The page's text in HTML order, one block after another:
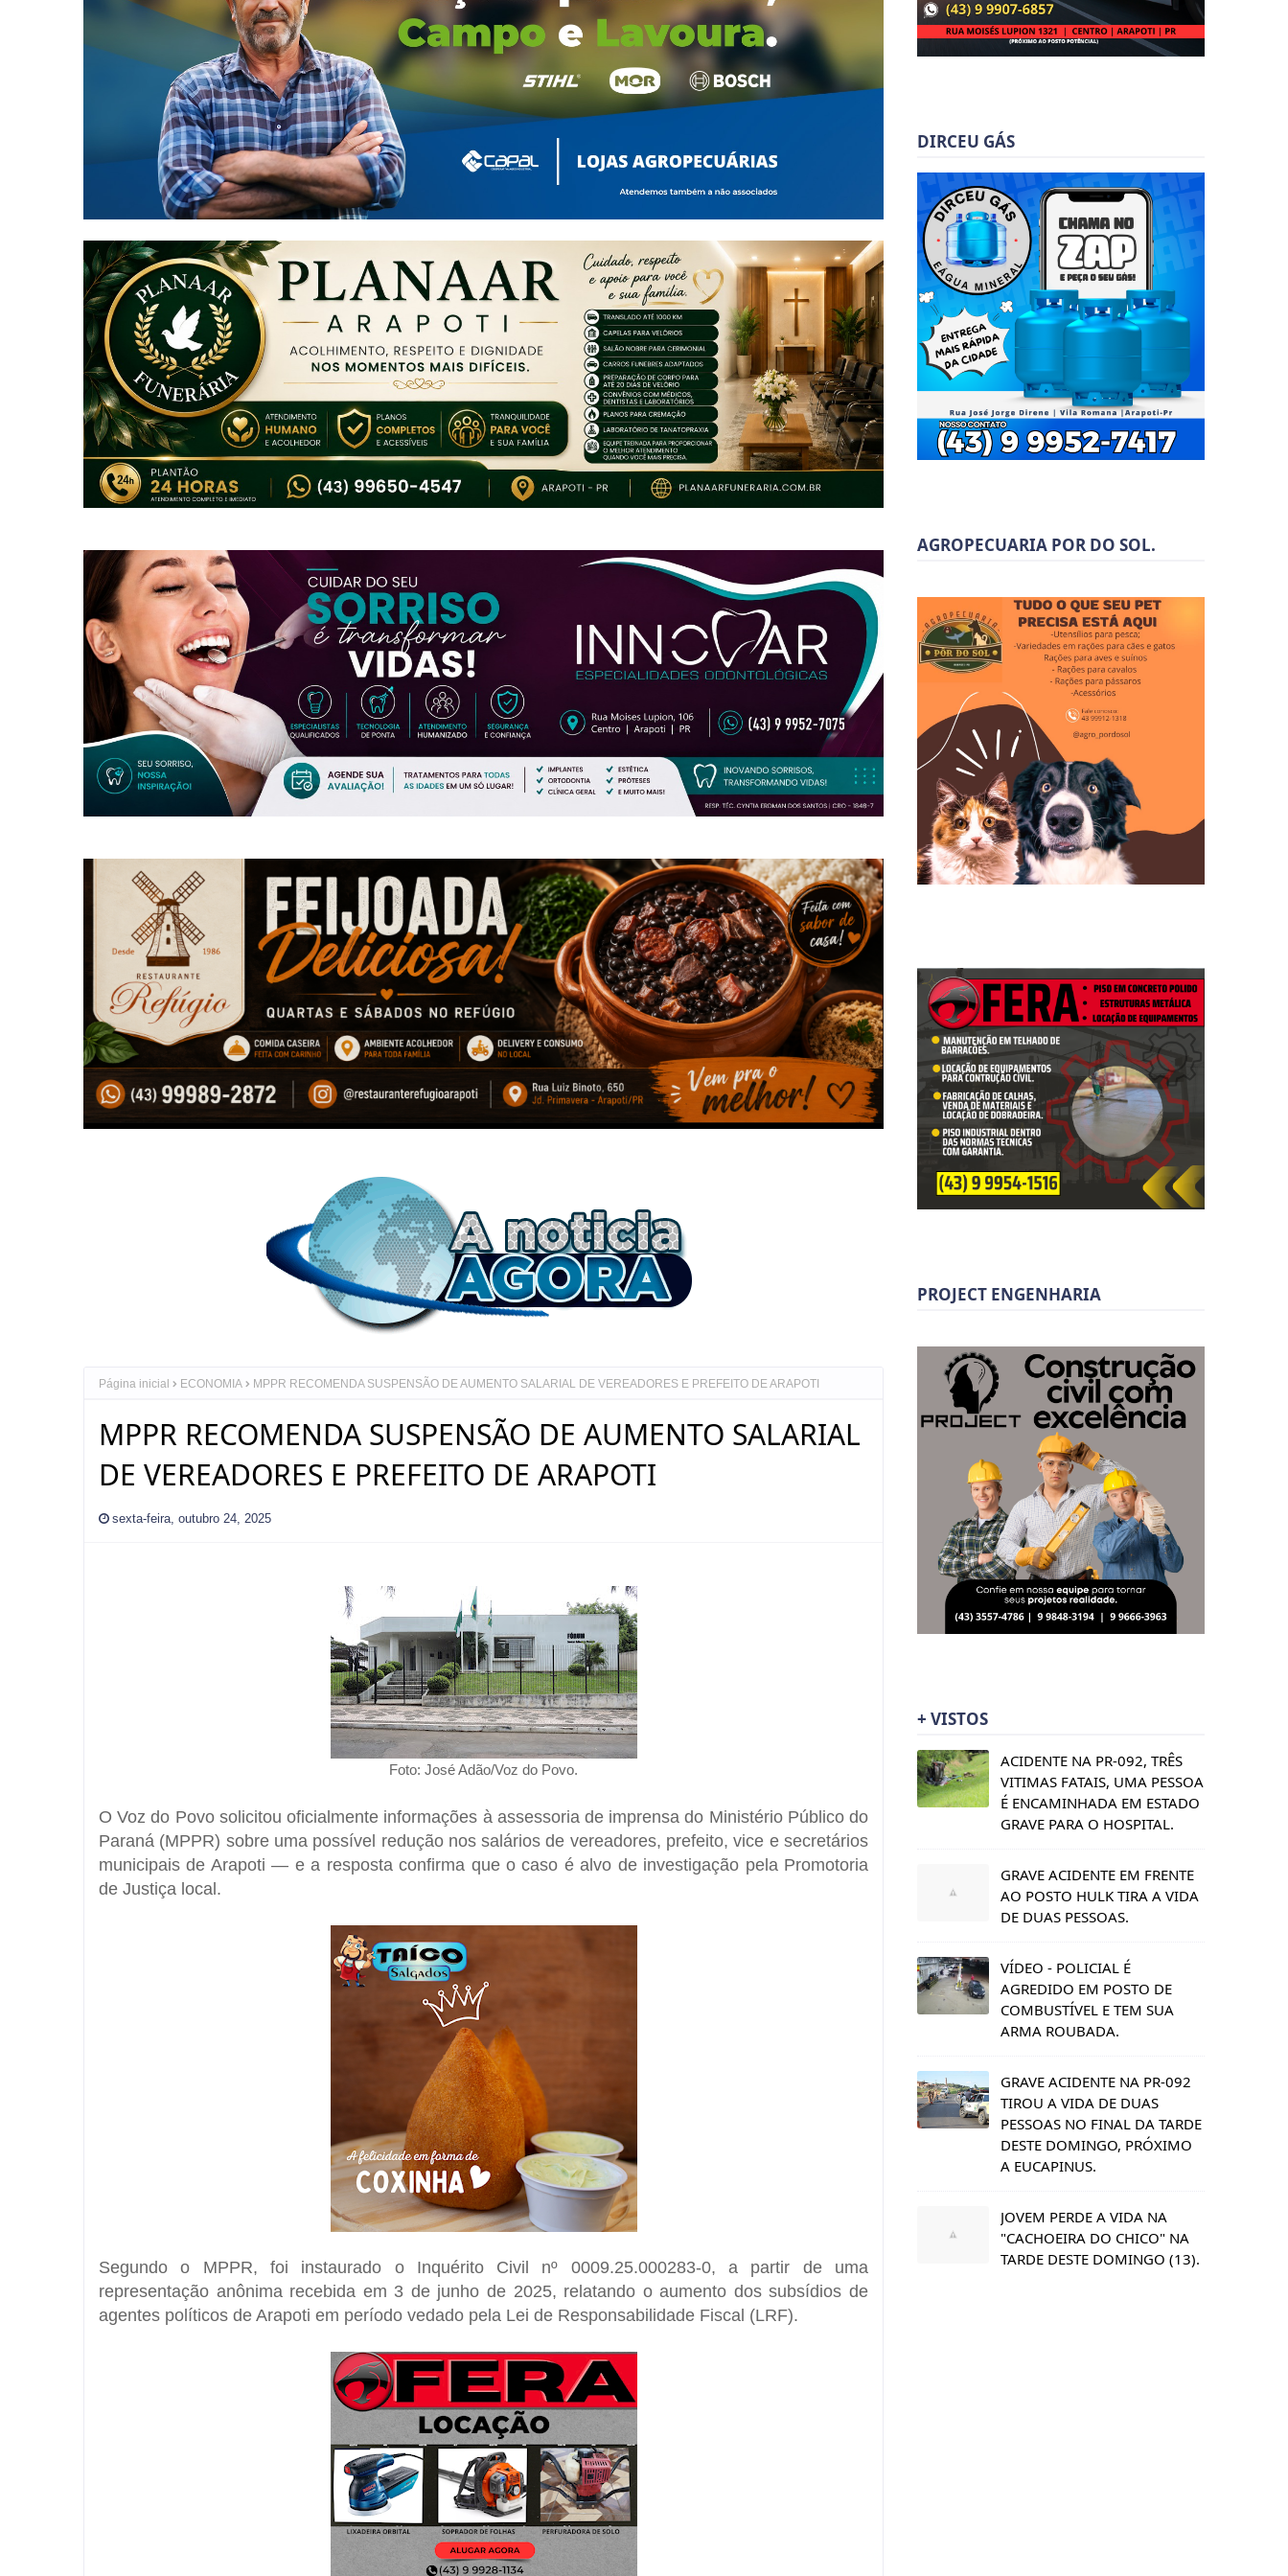
Página inicial ECONOMIA MPPR RECOMENDA SUSPENSÃO DE AUMENTO SALARIAL DE VEREADORES E PREFEITO DE ARAPOTI
MPPR RECOMENDA SUSPENSÃO DE AUMENTO SALARIAL
DE VEREADORES E PREFEITO DE ARAPOTI
sexta-feira, outubro 24, 2025
Foto: José Adão/Voz do Povo.
O Voz do Povosolicitou oficialmente informações à assessoria de imprensa do Ministério Público do
Paraná (MPPR) sobre uma possível redução nos salários de vereadores, prefeito, vice e secretários
municipais de Arapoti — e a resposta confirma que o caso é alvo de investigação pela Promotoria
de Justiça local.
Segundo o MPPR, foi instaurado o Inquérito Civil nº 0009.25.000283-0, a partir de uma
representação anônima recebida em 3 de junho de 2025, relatando o aumento dos subsídios de
agentes políticos de Arapoti em período vedado pela Lei de Responsabilidade Fiscal (LRF).
DIRCEU GÁS
AGROPECUARIA POR DO SOL.
PROJECT ENGENHARIA
+ VISTOS
ACIDENTE NA PR-092, TRÊS
VITIMAS FATAIS, UMA PESSOA
É ENCAMINHADA EM ESTADO
GRAVE PARA O HOSPITAL.
GRAVE ACIDENTE EM FRENTE
AO POSTO HULK TIRA A VIDA
DE DUAS PESSOAS.
VÍDEO - POLICIAL É
AGREDIDO EM POSTO DE
COMBUSTÍVEL E TEM SUA
ARMA ROUBADA.
GRAVE ACIDENTE NA PR-092
TIROU A VIDA DE DUAS
PESSOAS NO FINAL DA TARDE
DESTE DOMINGO, PRÓXIMO
A EUCAPINUS.
JOVEM PERDE A VIDA NA
"CACHOEIRA DO CHICO" NA
TARDE DESTE DOMINGO (13).